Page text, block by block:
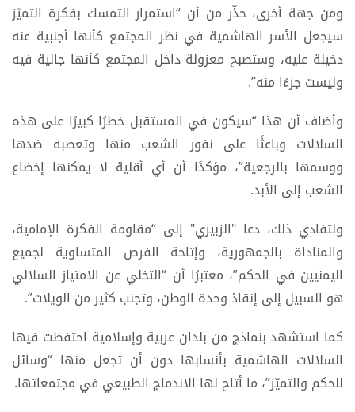
ومن جهة أخرى، حذّر من أن “استمرار التمسك بفكرة التميّز
سيجعل الأسر الهاشمية في نظر المجتمع كأنها أجنبية عنه
دخيلة عليه، وستصبح معزولة داخل المجتمع كأنها جالية فيه
وليست جزءًا منه”.
وأضاف أن هذا “سيكون في المستقبل خطرًا كبيرًا على هذه
السلالات وباعثًا على نفور الشعب منها وتعصبه ضدها
ووسمها بالرجعية”، مؤكدًا أن أي أقلية لا يمكنها إخضاع
الشعب إلى الأبد.
ولتفادي ذلك، دعا "الزبيري" إلى “مقاومة الفكرة الإمامية،
والمناداة بالجمهورية، وإتاحة الفرص المتساوية لجميع
اليمنيين في الحكم”، معتبرًا أن “التخلي عن الامتياز السلالي
هو السبيل إلى إنقاذ وحدة الوطن، وتجنب كثير من الويلات”.
كما استشهد بنماذج من بلدان عربية وإسلامية احتفظت فيها
السلالات الهاشمية بأنسابها دون أن تجعل منها “وسائل
للحكم والتميّز”، ما أتاح لها الاندماج الطبيعي في مجتمعاتها.